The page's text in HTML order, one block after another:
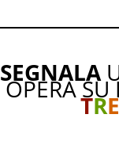
SEGNALA
OPERA
TRE